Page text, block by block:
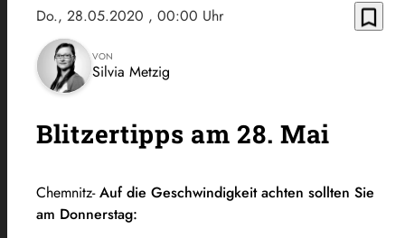
Do., 28.05.2020 , 00:00 Uhr bookmark_border
VON
Silvia Metzig
Blitzertipps am 28. Mai
Chemnitz-Auf die Geschwindigkeit achten sollten Sie
am Donnerstag: